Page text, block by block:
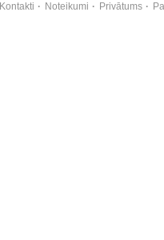
Kontakti Noteikumi Privātums